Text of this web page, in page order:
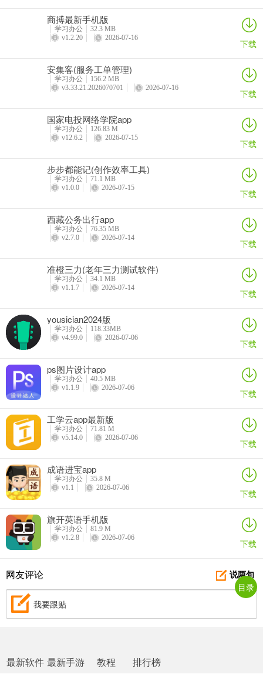
节能分析与建议服务，可统计每日及月度的用电量情况，生成详细的
能耗报告，并给出针对性的节能建议，助力用户有效降低电费开销。
炜晔科技怎么样？
实时用电监控功能，借助移动网络或Wi-Fi与智能电保护器相连，可实
时查看电压、电流、功率等用电数据，让用电状况清晰明了。
智能安全防护系统能够自动监测过载、短路、漏电等用电安全隐患，
方位守护家庭用电安全。
节能分析与建议服务，可统计每日及月度的用电量情况，生成详细的
能耗报告，并给出针对性的节能建议，助力用户有效降低电费开销。
商搏最新手机版
学习办公
32.3 MB
v1.2.20
2026-07-16 下载
安集客(服务工单管理)
学习办公
156.2 MB
v3.33.21.2026070701
2026-07-16 下载
国家电投网络学院app
学习办公
126.83 M
v12.6.2
2026-07-15 下载
步步都能记(创作效率工具)
学习办公
71.1 MB
v1.0.0
2026-07-15 下载
西藏公务出行app
学习办公
76.35 MB
v2.7.0
2026-07-14 下载
准橙三力(老年三力测试软件)
学习办公
34.1 MB
v1.1.7
2026-07-14 下载
yousician2024版
学习办公
118.33MB
v4.99.0
2026-07-06 下载
ps图片设计app
学习办公
40.5 MB
v1.1.9
2026-07-06 下载
工学云app最新版
学习办公
71.81 M
v5.14.0
2026-07-06 下载
成语进宝app
学习办公
35.8 M
v1.1
2026-07-06 下载
旗开英语手机版
学习办公
81.9 M
v1.2.8
2026-07-06 下载
说两句
网友评论
我要跟贴
最新软件 最新手游 教程 排行榜
目录